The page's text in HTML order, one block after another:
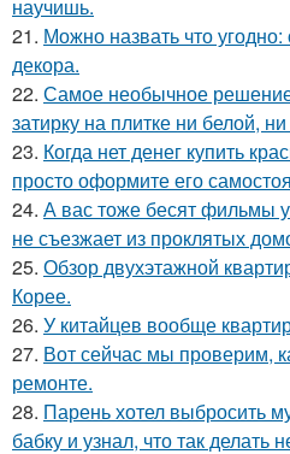
научишь.
21. Можно назвать что
декора.
22. Самое необычное
затирку на плитке ни белой,
23. Когда нет денег купить
просто оформите его
24. А вас тоже бесят фильмы
не съезжает из проклятых
25. Обзор двухэтажной
Корее.
26. У китайцев вообще
27. Вот сейчас мы проверим,
ремонте.
28. Парень хотел выбросить
бабку и узнал, что так делать